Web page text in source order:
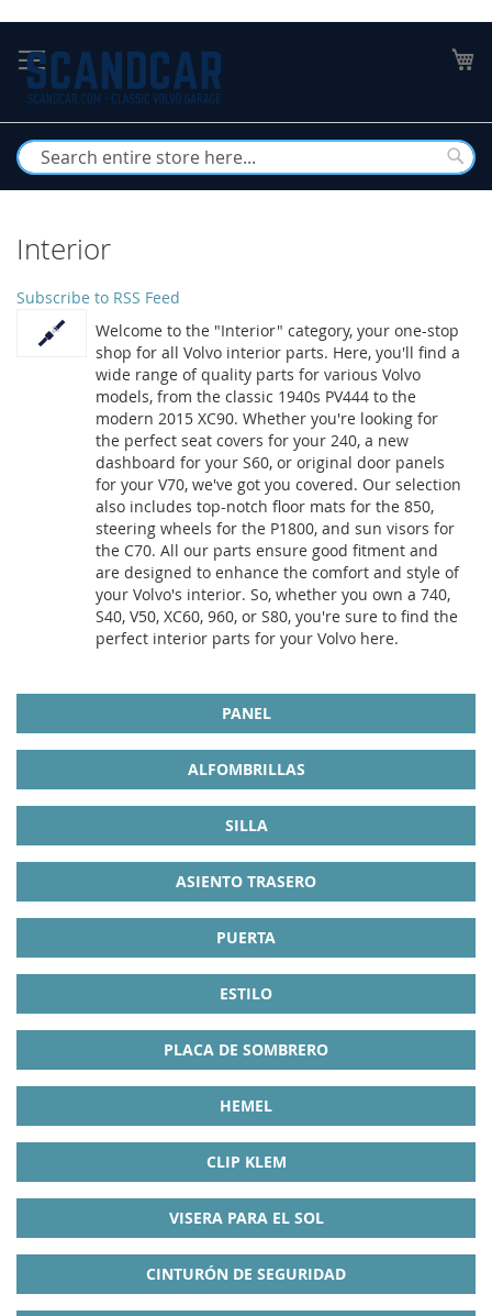
to
Content
Interior
Subscribe to RSS Feed
Welcome to the "Interior" category, your one-stop
shop for all Volvo interior parts. Here, you'll find a
wide range of quality parts for various Volvo
models, from the classic 1940s PV444 to the
modern 2015 XC90. Whether you're looking for
the perfect seat covers for your 240, a new
dashboard for your S60, or original door panels
for your V70, we've got you covered. Our selection
also includes top-notch floor mats for the 850,
steering wheels for the P1800, and sun visors for
the C70. All our parts ensure good fitment and
are designed to enhance the comfort and style of
your Volvo's interior. So, whether you own a 740,
S40, V50, XC60, 960, or S80, you're sure to find the
perfect interior parts for your Volvo here.
PANEL
ALFOMBRILLAS
SILLA
ASIENTO TRASERO
PUERTA
ESTILO
PLACA DE SOMBRERO
HEMEL
CLIP KLEM
VISERA PARA EL SOL
CINTURÓN DE SEGURIDAD